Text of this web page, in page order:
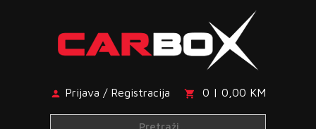
Prijava / Registracija 0 | 0,00 KM